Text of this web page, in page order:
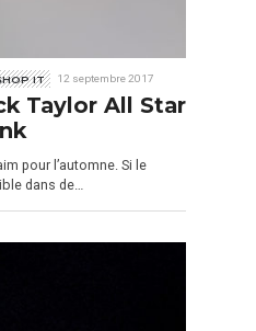
IT 12 septembre 2017
Taylor All Star
pour l’automne. Si le
dans de…